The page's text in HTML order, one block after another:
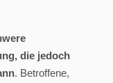
die jedoch
. Betroffene,